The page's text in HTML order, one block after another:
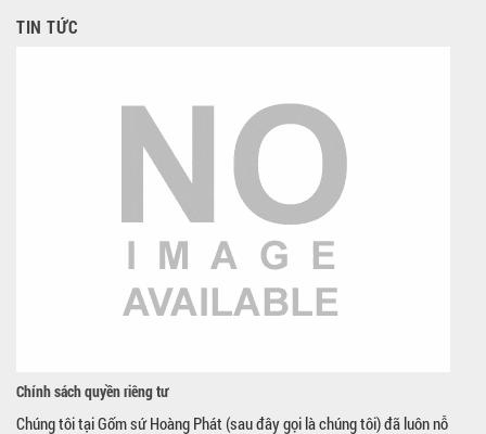
TIN TỨC
Chính sách quyền riêng tư
Chúng tôi tại Gốm sứ Hoàng Phát (sau đây gọi là chúng tôi) đã luôn nỗ